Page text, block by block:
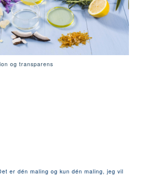
og transparens
er dén maling og kun dén maling, jeg vil